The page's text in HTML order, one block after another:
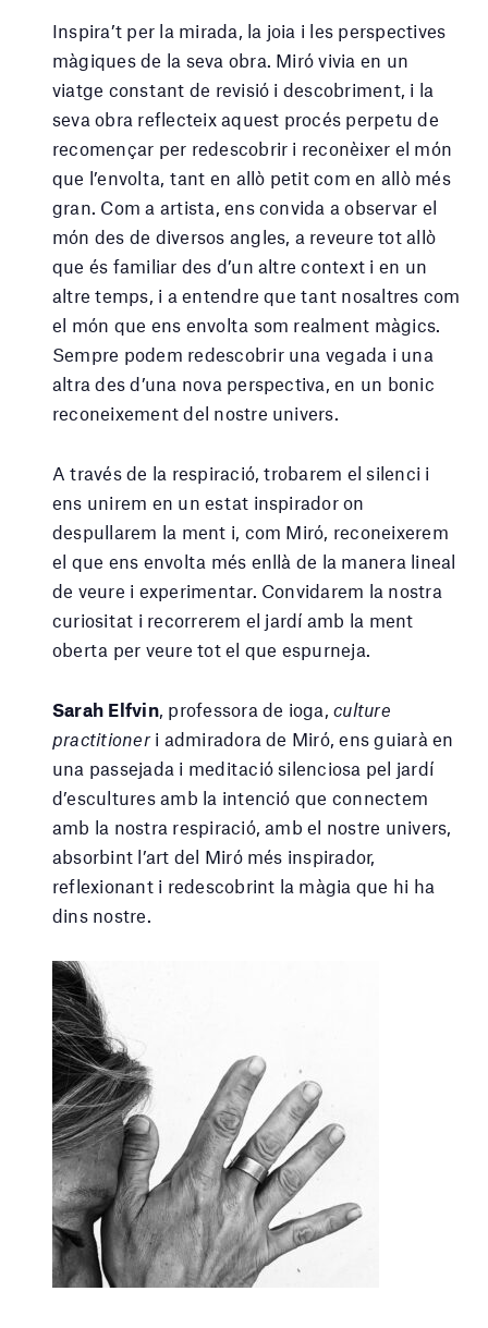
Inspira’t per la mirada, la joia i les perspectives
màgiques de la seva obra. Miró vivia en un
viatge constant de revisió i descobriment, i la
seva obra reflecteix aquest procés perpetu de
recomençar per redescobrir i reconèixer el món
que l’envolta, tant en allò petit com en allò més
gran. Com a artista, ens convida a observar el
món des de diversos angles, a reveure tot allò
que és familiar des d’un altre context i en un
altre temps, i a entendre que tant nosaltres com
el món que ens envolta som realment màgics.
Sempre podem redescobrir una vegada i una
altra des d’una nova perspectiva, en un bonic
reconeixement del nostre univers.
A través de la respiració, trobarem el silenci i
ens unirem en un estat inspirador on
despullarem la ment i, com Miró, reconeixerem
el que ens envolta més enllà de la manera lineal
de veure i experimentar. Convidarem la nostra
curiositat i recorrerem el jardí amb la ment
oberta per veure tot el que espurneja.
Sarah Elfvin, professora de ioga,culture
practitioneri admiradora de Miró, ens guiarà en
una passejada i meditació silenciosa pel jardí
d’escultures amb la intenció que connectem
amb la nostra respiració, amb el nostre univers,
absorbint l’art del Miró més inspirador,
reflexionant i redescobrint la màgia que hi ha
dins nostre.